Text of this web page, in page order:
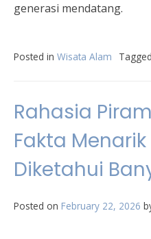
generasi mendatang.
Posted in Wisata Alam Tagged
Rahasia
Fakta
Diketahui
Posted on February 22, 2026